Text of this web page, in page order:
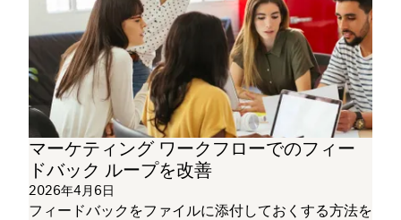
マーケティング ワークフローでのフィー
ドバック ループを改善
2026年4月6日
フィードバックをファイルに添付しておくする方法を